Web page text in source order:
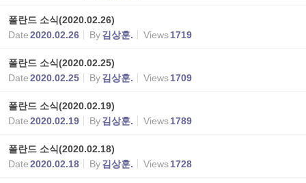
폴란드 소식(2020.02.26)
Date2020.02.26 By김상훈. Views1719
폴란드 소식(2020.02.25)
Date2020.02.25 By김상훈. Views1709
폴란드 소식(2020.02.19)
Date2020.02.19 By김상훈. Views1789
폴란드 소식(2020.02.18)
Date2020.02.18 By김상훈. Views1728